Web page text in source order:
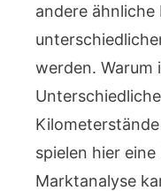
andere ähnliche
werden. Warum
spielen hier eine
Marktanalyse